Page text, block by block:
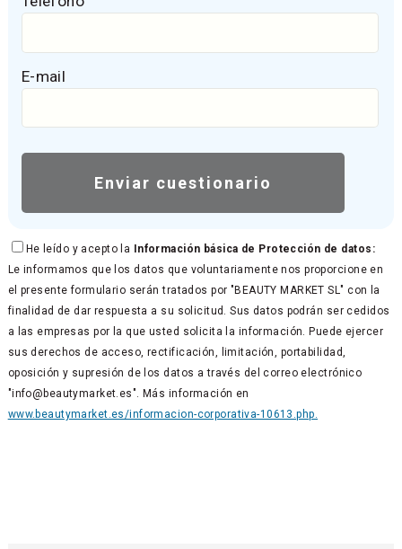
E-mail
He leído y acepto la Información básica de Protección de datos:
Le informamos que los datos que voluntariamente nos proporcione en
el presente formulario serán tratados por "BEAUTY MARKET SL" con la
finalidad de dar respuesta a su solicitud. Sus datos podrán ser cedidos
a las empresas por la que usted solicita la información. Puede ejercer
sus derechos de acceso, rectificación, limitación, portabilidad,
oposición y supresión de los datos a través del correo electrónico
"info@beautymarket.es". Más información en
www.beautymarket.es/informacion-corporativa-10613.php.